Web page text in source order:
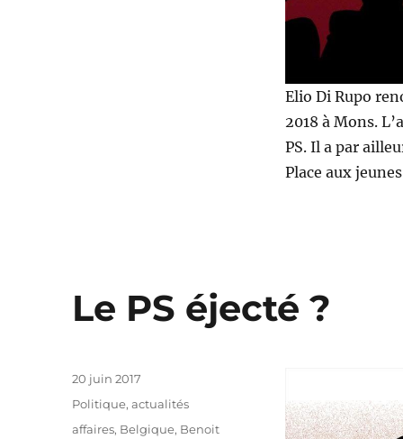
Elio Di Rupo
2018 à Mons.
PS. Il a par
Place aux
Le PS éjecté ?
Publié
20 juin 2017
Catégories
Politique, actualités
Étiquettes
affaires, Belgique, Benoit